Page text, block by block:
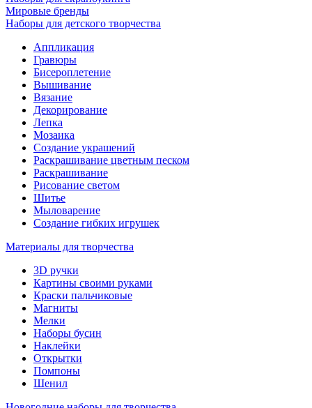
Мировые бренды
Наборы для детского творчества
Аппликация
Гравюры
Бисероплетение
Вышивание
Вязание
Декорирование
Лепка
Мозаика
Создание украшений
Раскрашивание цветным песком
Раскрашивание
Рисование светом
Шитье
Мыловарение
Создание гибких игрушек
Материалы для творчества
3D ручки
Картины своими руками
Краски пальчиковые
Магниты
Мелки
Наборы бусин
Наклейки
Открытки
Помпоны
Шенил